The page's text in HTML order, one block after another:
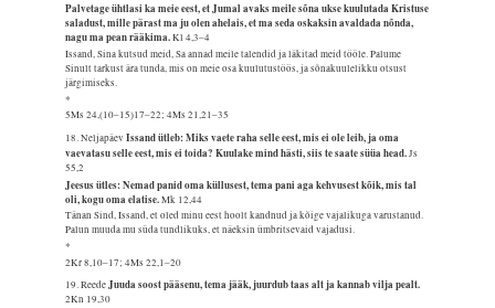
Palvetage ühtlasi ka meie eest, et Jumal avaks meile sõna ukse kuulutada Kristuse
saladust, mille pärast ma ju olen ahelais, et ma seda oskaksin avaldada nõnda,
nagu ma pean rääkima.Kl 4,3–4
Issand, Sina kutsud meid, Sa annad meile talendid ja läkitad meid tööle. Palume
Sinult tarkust ära tunda, mis on meie osa kuulutustöös, ja sõnakuulelikku otsust
järgimiseks.
*
5Ms 24,(10–15)17–22; 4Ms 21,21–35
18. NeljapäevIssand ütleb: Miks vaete raha selle eest, mis ei ole leib, ja oma
vaevatasu selle eest, mis ei toida? Kuulake mind hästi, siis te saate süüa head.Js
55,2
Jeesus ütles: Nemad panid oma küllusest, tema pani aga kehvusest kõik, mis tal
oli, kogu oma elatise.Mk 12,44
Tänan Sind, Issand, et oled minu eest hoolt kandnud ja kõige vajalikuga varustanud.
Palun muuda mu süda tundlikuks, et näeksin ümbritsevaid vajadusi.
*
2Kr 8,10–17; 4Ms 22,1–20
19. ReedeJuuda soost pääsenu, tema jääk, juurdub taas alt ja kannab vilja pealt.
2Kn 19,30